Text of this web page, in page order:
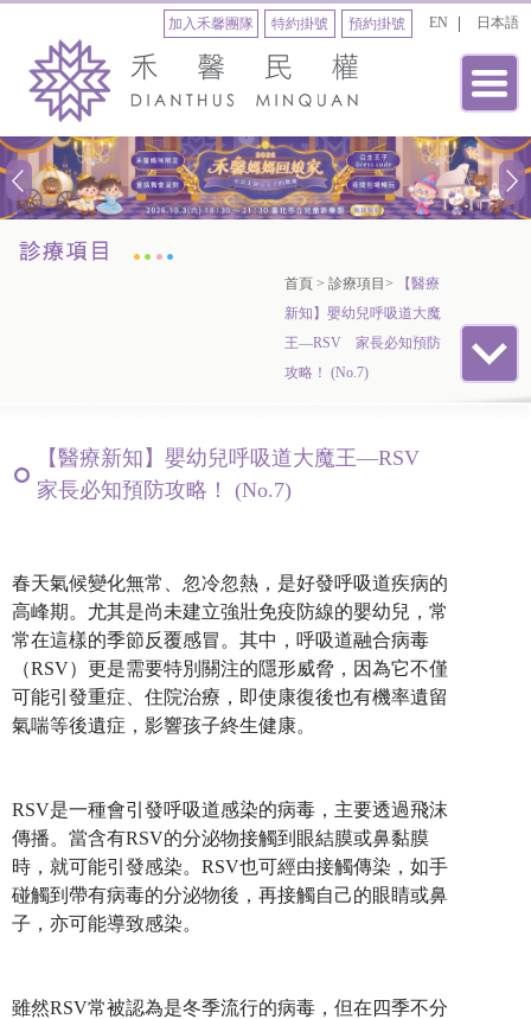
日本語
EN
加入禾馨團隊 預約掛號
特約掛號
首頁 > 診療項目 > 【醫療
新知】嬰幼兒呼吸道大魔
王—RSV 家長必知預防
攻略！ (No.7)
【醫療新知】嬰幼兒呼吸道大魔王—RSV
家長必知預防攻略！ (No.7)
春天氣候變化無常、忽冷忽熱，是好發呼吸道疾病的
高峰期。尤其是尚未建立強壯免疫防線的嬰幼兒，常
常在這樣的季節反覆感冒。其中，呼吸道融合病毒
（RSV）更是需要特別關注的隱形威脅，因為它不僅
可能引發重症、住院治療，即使康復後也有機率遺留
氣喘等後遺症，影響孩子終生健康。
RSV是一種會引發呼吸道感染的病毒，主要透過飛沫
傳播。當含有RSV的分泌物接觸到眼結膜或鼻黏膜
時，就可能引發感染。RSV也可經由接觸傳染，如手
碰觸到帶有病毒的分泌物後，再接觸自己的眼睛或鼻
子，亦可能導致感染。
雖然RSV常被認為是冬季流行的病毒，但在四季不分